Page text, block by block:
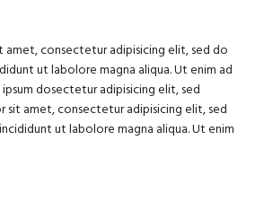
amet, consectetur adipisicing elit, sed do
ut labolore magna aliqua. Ut enim ad
dosectetur adipisicing elit, sed
sit amet, consectetur adipisicing elit, sed
ut labolore magna aliqua. Ut enim